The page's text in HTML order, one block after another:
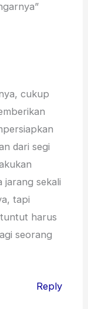
cukup
dari segi
jarang sekali
tapi
harus
seorang
Reply